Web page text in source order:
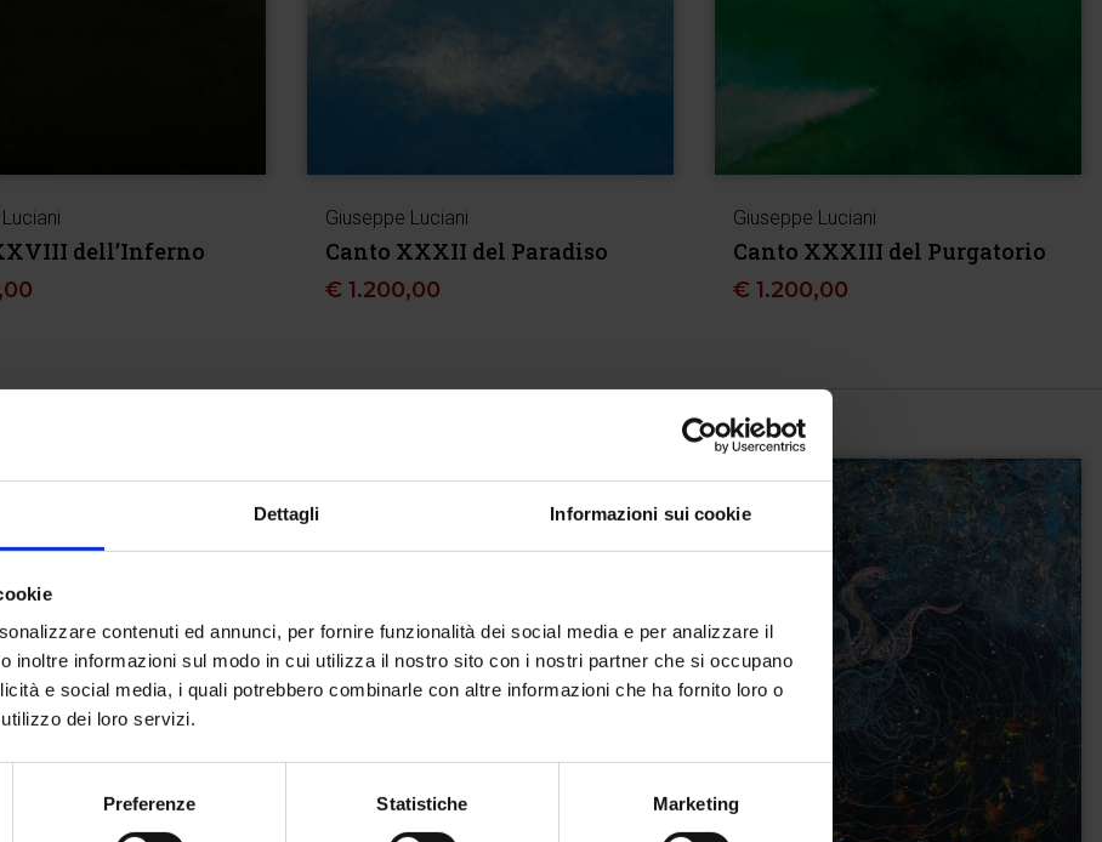
Dettagli Informazioni sui cookie
contenuti ed annunci, per fornire funzionalità dei social media e per analizzare il
inoltre informazioni sul modo in cui utilizza il nostro sito con i nostri partner che si occupano
e social media, i quali potrebbero combinarle con altre informazioni che ha fornito loro o
dei loro servizi.
Preferenze Statistiche Marketing
dell’Inferno
Giuseppe Luciani
Canto XXXII del Paradiso
€ 1.200,00
Giuseppe Luciani
Canto XXXIII del Purgatorio
€ 1.200,00